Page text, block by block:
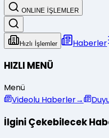
ONLINE İŞLEMLER
Hızlı İşlemler Haberler
HIZLI MENÜ
Menü
Videolu Haberler→
İlgini Çekebilecek